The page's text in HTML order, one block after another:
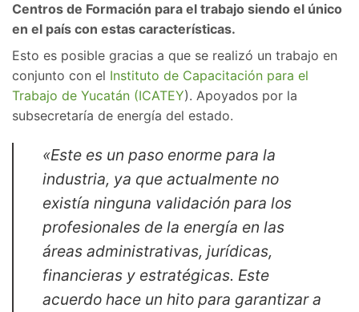
Centros de Formación para el trabajo siendo el único
en el país con estas características.
Esto es posible gracias a que se realizó un trabajo en
conjunto con el Instituto de Capacitación para el
Trabajo de Yucatán (ICATEY). Apoyados por la
subsecretaría de energía del estado.
«Este es un paso enorme para la
industria, ya que actualmente no
existía ninguna validación para los
profesionales de la energía en las
áreas administrativas, jurídicas,
financieras y estratégicas. Este
acuerdo hace un hito para garantizar a